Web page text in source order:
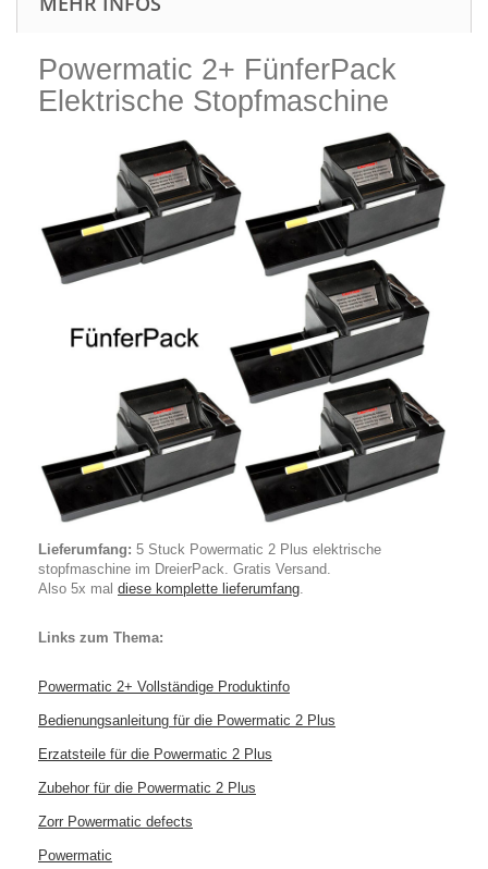
Powermatic 2+ FünferPack
Elektrische Stopfmaschine
Lieferumfang: 5 Stuck Powermatic 2 Plus elektrische
stopfmaschine im DreierPack. Gratis Versand.
Also 5x mal diese komplette lieferumfang.
Links zum Thema:
Powermatic 2+ Vollständige Produktinfo
Bedienungsanleitung für die Powermatic 2 Plus
Erzatsteile für die Powermatic 2 Plus
Zubehor für die Powermatic 2 Plus
Zorr Powermatic defects
Powermatic